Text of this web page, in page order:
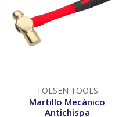
TOLSEN TOOLS
Martillo Mecánico
Antichispa